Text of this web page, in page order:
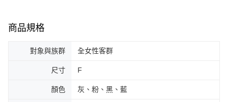
商品規格
對象與族群 全女性客群
尺寸 F
顏色 灰、粉、黑、藍